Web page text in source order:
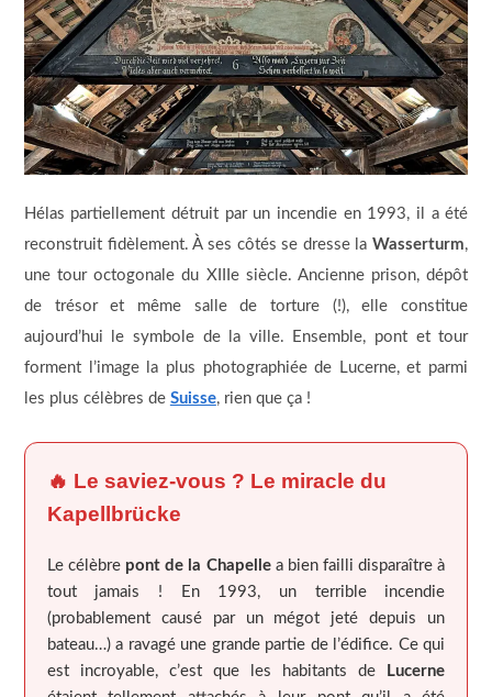
Hélas partiellement détruit par un incendie en 1993, il a été
reconstruit fidèlement. À ses côtés se dresse laWasserturm,
une tour octogonale du XIIIe siècle. Ancienne prison, dépôt
de trésor et même salle de torture (!), elle constitue
aujourd’hui le symbole de la ville. Ensemble, pont et tour
forment l’image la plus photographiée de Lucerne, et parmi
les plus célèbres de Suisse, rien que ça !
🔥 Le saviez-vous ? Le miracle du
Kapellbrücke
Le célèbre pont de la Chapellea bien failli disparaître à
tout jamais ! En 1993, un terrible incendie
(probablement causé par un mégot jeté depuis un
bateau…) a ravagé une grande partie de l’édifice. Ce qui
est incroyable, c’est que les habitants de
Lucerne